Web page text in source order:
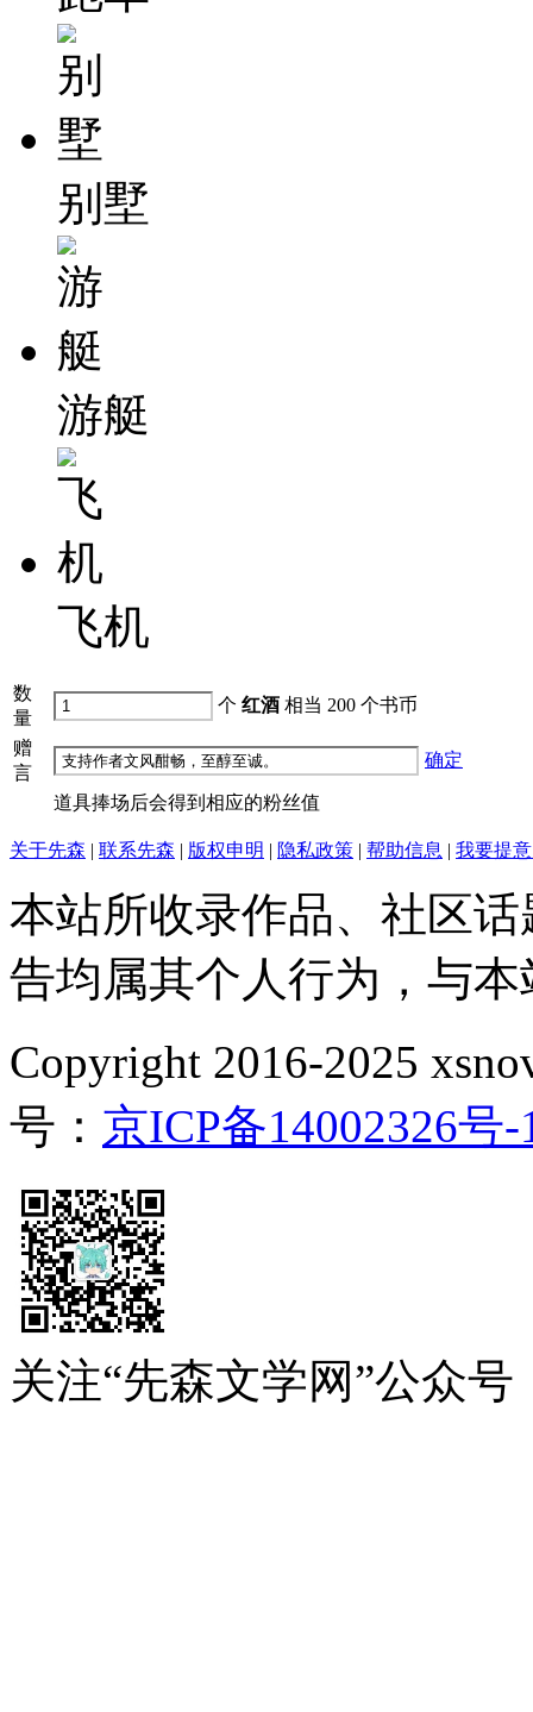
别墅
游艇
飞机
数
量
个 红酒 相当 200 个书币
赠
言
确定
道具捧场后会得到相应的粉丝值
关于先森 | 联系先森 | 版权申明 | 隐私政策 | 帮助信息 | 我要提
本站所收录作品、社区
告均属其个人行为，与
Copyright 2016-2025
号： 京ICP备14002326号-
关注“先森文学网”公众号